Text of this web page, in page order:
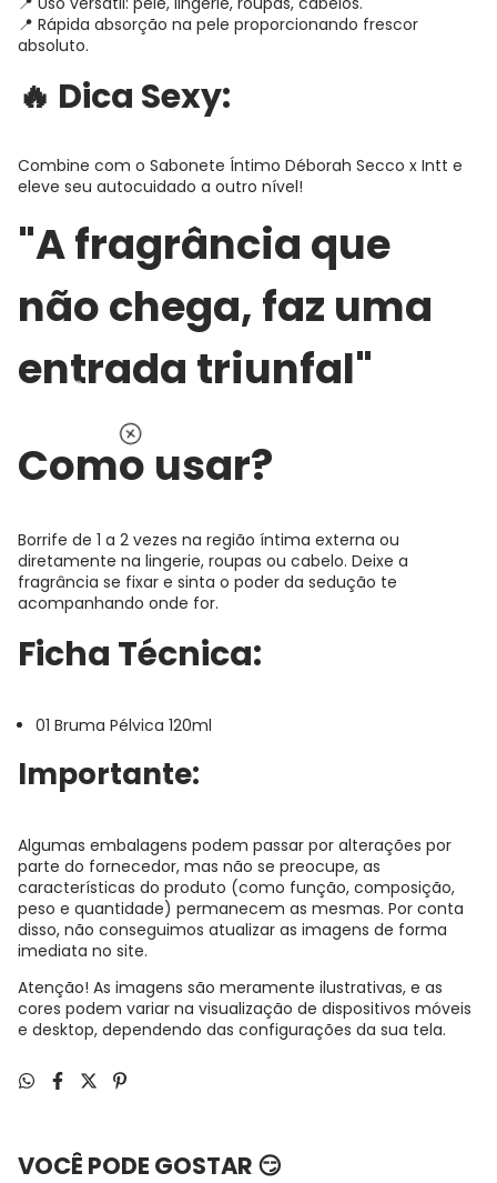
📍 Rápida absorção na pele proporcionando frescor
absoluto.
🔥 Dica Sexy:
Combine com o Sabonete Íntimo Déborah Secco x Intt e
eleve seu autocuidado a outro nível!
"A fragrância que
não chega, faz uma
entrada triunfal"
Como usar?
Borrife de 1 a 2 vezes na região íntima externa ou
diretamente na lingerie, roupas ou cabelo. Deixe a
fragrância se fixar e sinta o poder da sedução te
acompanhando onde for.
Ficha Técnica:
01 Bruma Pélvica 120ml
Importante:
Algumas embalagens podem passar por alterações por
parte do fornecedor, mas não se preocupe, as
características do produto (como função, composição,
peso e quantidade) permanecem as mesmas. Por conta
disso, não conseguimos atualizar as imagens de forma
imediata no site.
Atenção! As imagens são meramente ilustrativas, e as
cores podem variar na visualização de dispositivos móveis
e desktop, dependendo das configurações da sua tela.
VOCÊ PODE GOSTAR 😏